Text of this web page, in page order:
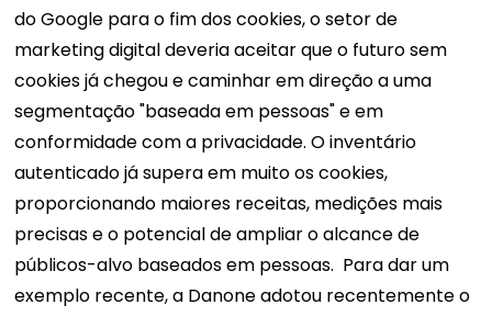
do Google para o fim dos cookies, o setor de
marketing digital deveria aceitar que o futuro sem
cookies já chegou e caminhar em direção a uma
segmentação "baseada em pessoas" e em
conformidade com a privacidade. O inventário
autenticado já supera em muito os cookies,
proporcionando maiores receitas, medições mais
precisas e o potencial de ampliar o alcance de
públicos-alvo baseados em pessoas. Para dar um
exemplo recente, a Danone adotou recentemente o